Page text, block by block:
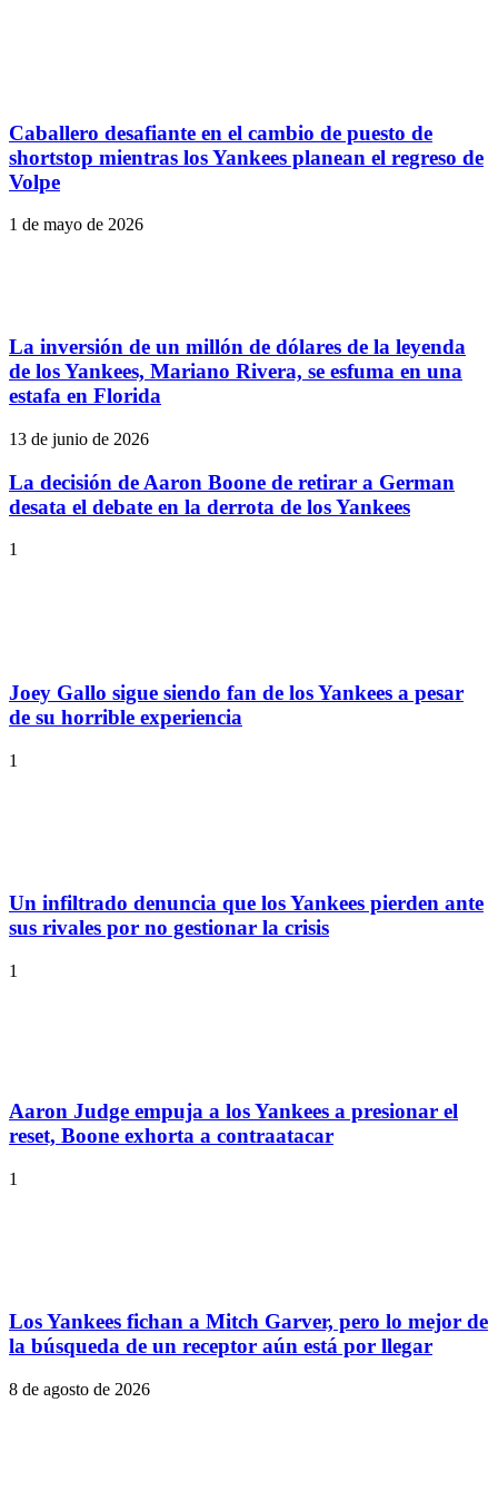
Caballero desafiante en el cambio de puesto de
shortstop mientras los Yankees planean el regreso de
Volpe
1 de mayo de 2026
La inversión de un millón de dólares de la leyenda
de los Yankees, Mariano Rivera, se esfuma en una
estafa en Florida
13 de junio de 2026
La decisión de Aaron Boone de retirar a German
desata el debate en la derrota de los Yankees
1
Joey Gallo sigue siendo fan de los Yankees a pesar
de su horrible experiencia
1
Un infiltrado denuncia que los Yankees pierden ante
sus rivales por no gestionar la crisis
1
Aaron Judge empuja a los Yankees a presionar el
reset, Boone exhorta a contraatacar
1
Los Yankees fichan a Mitch Garver, pero lo mejor de
la búsqueda de un receptor aún está por llegar
8 de agosto de 2026